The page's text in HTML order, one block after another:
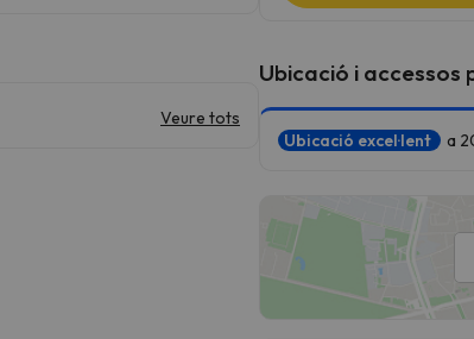
Veure tots
Ubicació i accessos
Ubicació excel·lent a